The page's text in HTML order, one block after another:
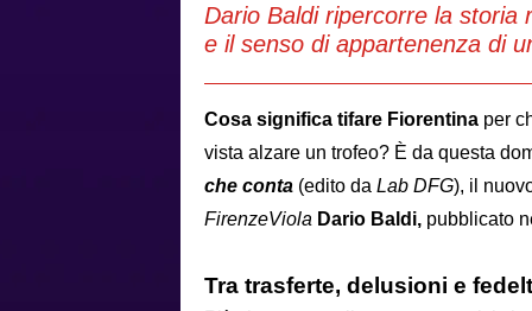
Dario Baldi ripercorre la storia
e il senso di appartenenza di
Cosa significa tifare Fiorentina per
vista alzare un trofeo? È da questa
che conta (edito da Lab DFG), il
FirenzeViola Dario Baldi, pubblicato
Tra trasferte, delusioni e